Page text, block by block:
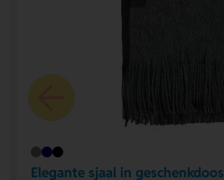
Elegante sjaal in geschenkdoos